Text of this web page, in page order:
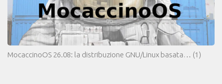
MocaccinoOS 26.08: la distribuzione GNU/Linux basata… (1)